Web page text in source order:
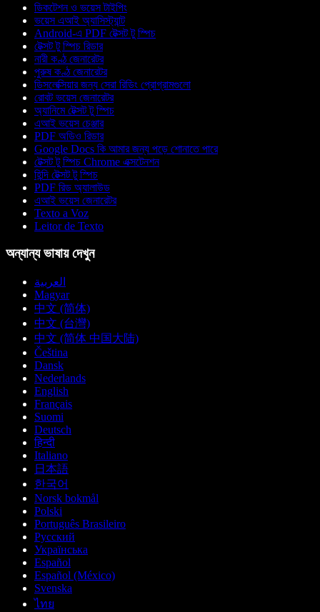
ডিকটেশন ও ভয়েস টাইপিং
ভয়েস এআই অ্যাসিস্ট্যান্ট
Android-এ PDF টেক্সট টু স্পিচ
টেক্সট টু স্পিচ রিডার
নারী কণ্ঠ জেনারেটর
পুরুষ কণ্ঠ জেনারেটর
ডিসলেক্সিয়ার জন্য সেরা রিডিং প্রোগ্রামগুলো
রোবট ভয়েস জেনারেটর
অ্যানিমে টেক্সট টু স্পিচ
এআই ভয়েস চেঞ্জার
PDF অডিও রিডার
Google Docs কি আমার জন্য পড়ে শোনাতে পারে
টেক্সট টু স্পিচ Chrome এক্সটেনশন
হিন্দি টেক্সট টু স্পিচ
PDF রিড অ্যালাউড
এআই ভয়েস জেনারেটর
Texto a Voz
Leitor de Texto
অন্যান্য ভাষায় দেখুন
العربية
Magyar
中文 (简体)
中文 (台灣)
中文 (简体 中国大陆)
Čeština
Dansk
Nederlands
English
Français
Suomi
Deutsch
हिन्दी
Italiano
日本語
한국어
Norsk bokmål
Polski
Português Brasileiro
Русский
Українська
Español
Español (México)
Svenska
ไทย